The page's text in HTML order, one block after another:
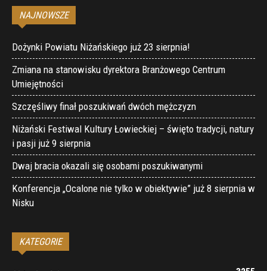
NAJNOWSZE
Dożynki Powiatu Niżańskiego już 23 sierpnia!
Zmiana na stanowisku dyrektora Branżowego Centrum
Umiejętności
Szczęśliwy finał poszukiwań dwóch mężczyzn
Niżański Festiwal Kultury Łowieckiej – święto tradycji, natury
i pasji już 9 sierpnia
Dwaj bracia okazali się osobami poszukiwanymi
Konferencja „Ocalone nie tylko w obiektywie” już 8 sierpnia w
Nisku
KATEGORIE